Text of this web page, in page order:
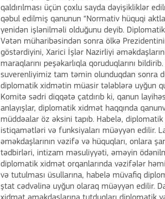
qaldırılması üçün çoxlu sayda dəyişikliklər
qəbul edilmiş qanunun “Normativ hüquqi
yenidən işlənilməli olduğunu deyib.
Vətən müharibəsindən sonra ölkə
göstərdiyini, Xarici İşlər Nazirliyi
maraqlarını peşəkarlıqla qoruduqlarını
suverenliyimiz tam təmin olunduqdan sonra
diplomatik xidmətin müasir tələblərə uyğun
Komitə sədri diqqətə çatdırıb ki, qanun
anlayışlar, diplomatik xidmət haqqında
müddəalar öz əksini tapıb. Habelə,
istiqamətləri və funksiyaları müəyyən edilir.
əməkdaşlarının vəzifə və hüquqları, onlara
tədbirləri, intizam məsuliyyəti, əməyin
diplomatik xidmət orqanlarında vəzifələr
və tutulması üsullarına, habelə müvafiq
ştat cədvəlinə uyğun olaraq müəyyən edilir.